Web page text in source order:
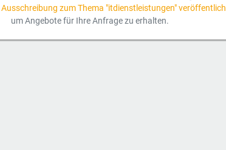
Ausschreibung zum Thema "itdienstleistungen"
um Angebote für Ihre Anfrage zu erhalten.